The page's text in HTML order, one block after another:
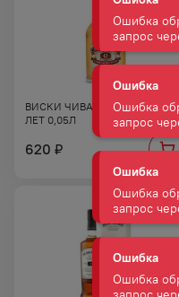
ВИСКИ ЧИВАС РИГАЛ 40% 12
ЛЕТ 0,05Л
620 ₽
Ошибка
Ошибка
Ошибка
Ошибка
Ошибка
Ошибка
Ошибка